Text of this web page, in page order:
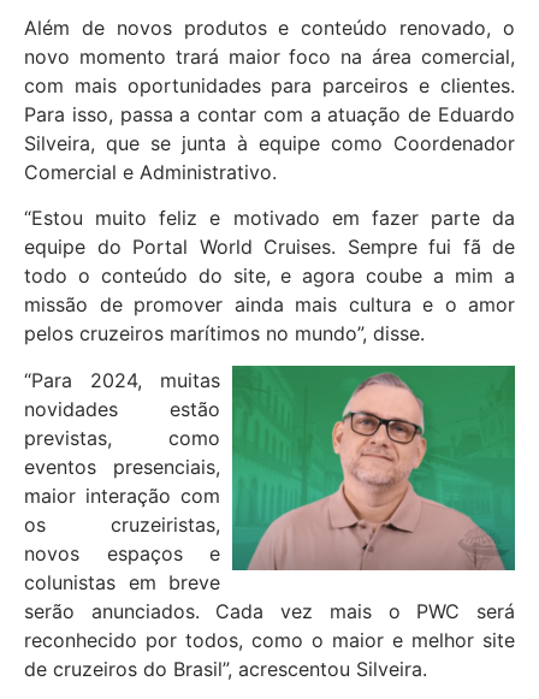
Além de novos produtos e conteúdo renovado, o
novo momento trará maior foco na área comercial,
com mais oportunidades para parceiros e clientes.
Para isso, passa a contar com a atuação de Eduardo
Silveira, que se junta à equipe como Coordenador
Comercial e Administrativo.
“Estou muito feliz e motivado em fazer parte da
equipe do Portal World Cruises. Sempre fui fã de
todo o conteúdo do site, e agora coube a mim a
missão de promover ainda mais cultura e o amor
pelos cruzeiros marítimos no mundo”, disse.
“Para 2024, muitas
novidades estão
previstas, como
eventos presenciais,
maior interação com
os cruzeiristas,
novos espaços e
colunistas em breve
serão anunciados. Cada vez mais o PWC será
reconhecido por todos, como o maior e melhor site
de cruzeiros do Brasil”, acrescentou Silveira.